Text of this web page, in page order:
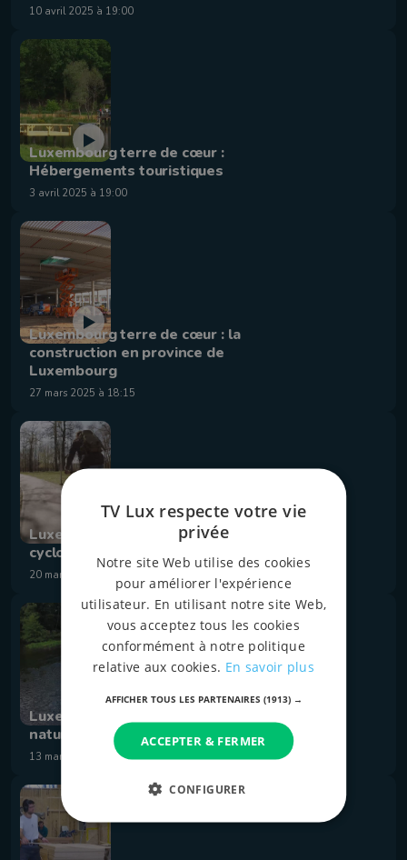
10 avril 2025 à 19:00
Luxembourg terre de cœur :
Hébergements touristiques
3 avril 2025 à 19:00
Luxembourg terre de cœur : la
construction en province de
Luxembourg
27 mars 2025 à 18:15
Luxembourg terre de cœur : Mobilité
cyclostrade
20 mars 2025 à 19:00
Luxembourg terre de cœur : Tourisme
nature
13 mars 2025 à 19:00
TV Lux respecte votre vie
privée
Notre site Web utilise des cookies
pour améliorer l'expérience
utilisateur. En utilisant notre site Web,
vous acceptez tous les cookies
conformément à notre politique
relative aux cookies. En savoir plus
AFFICHER TOUS LES PARTENAIRES (1913) →
ACCEPTER & FERMER
CONFIGURER